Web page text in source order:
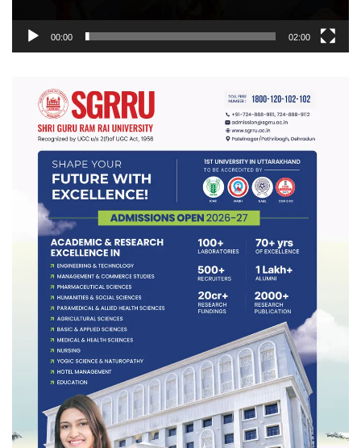
00:00 02:00